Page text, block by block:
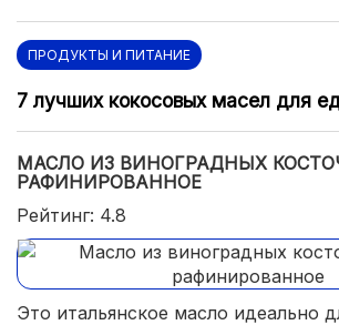
ПРОДУКТЫ И ПИТАНИЕ
7 лучших кокосовых масел для
МАСЛО ИЗ ВИНОГРАДНЫХ
РАФИНИРОВАННОЕ
Рейтинг: 4.8
Это итальянское масло идеально